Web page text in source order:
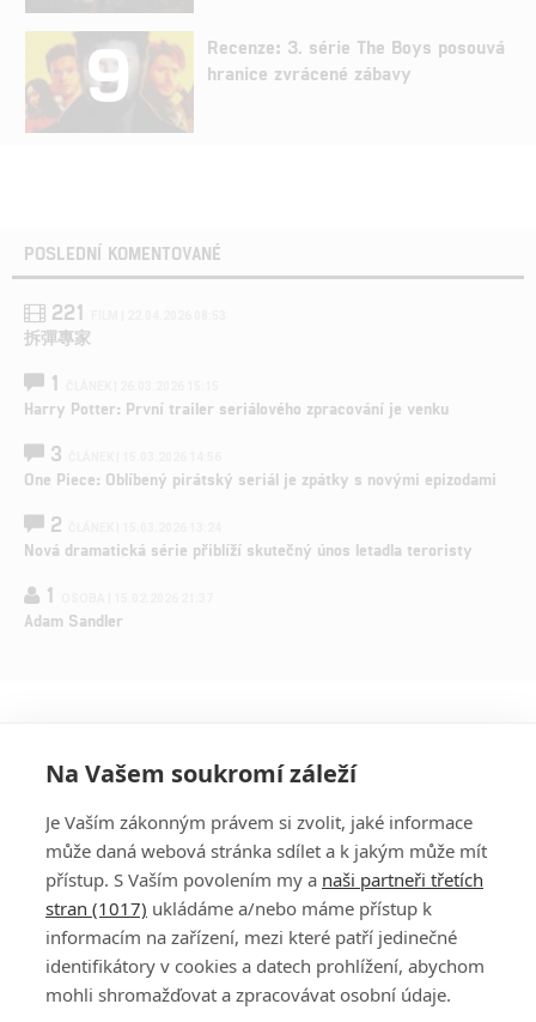
9
Recenze: 3. série The Boys posouvá
hranice zvrácené zábavy
POSLEDNÍ KOMENTOVANÉ
221
拆彈專家
1
Harry Potter: První trailer seriálového zpracování je venku
3
One Piece: Oblíbený pirátský seriál je zpátky s novými epizodami
2
Nová dramatická série přiblíží skutečný únos letadla teroristy
1
Adam Sandler
PŘIHLÁSIT
REGISTROVAT
DISKUZE
Na Vašem soukromí záleží
Je Vaším zákonným právem si zvolit, jaké informace
může daná webová stránka sdílet a k jakým může mít
přístup. S Vaším povolením my a naši partneři třetích
stran (1017) ukládáme a/nebo máme přístup k
informacím na zařízení, mezi které patří jedinečné
identifikátory v cookies a datech prohlížení, abychom
mohli shromažďovat a zpracovávat osobní údaje.